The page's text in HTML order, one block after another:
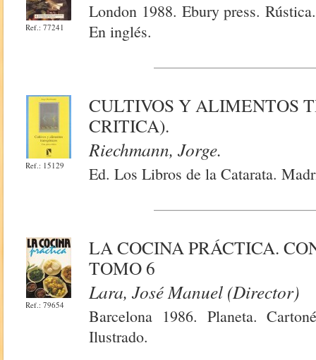
Ref.: 77241
London 1988. Ebury press.
En inglés.
Ref.: 15129
CULTIVOS Y ALIMENTOS
CRITICA).
Riechmann, Jorge.
Ed. Los Libros de la Catarata.
Ref.: 79654
LA COCINA PRÁCTICA.
TOMO 6
Lara, José Manuel (Director)
Barcelona 1986. Planeta.
Ilustrado.